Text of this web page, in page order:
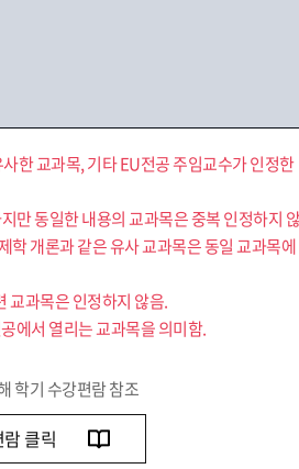
한 교과목, 기타 EU전공 주임교수가 인정한
만 동일한 내용의 교과목은 중복 인정하지
학 개론과 같은 유사 교과목은 동일 교과목에
교과목은 인정하지 않음.
에서 열리는 교과목을 의미함.
학기 수강편람 참조
클릭